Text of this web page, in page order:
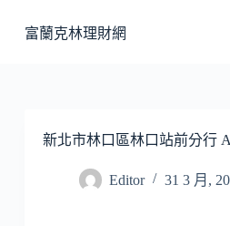
至
富蘭克林理財網
新北市林口區林口站前分行
Editor 31 3 月,